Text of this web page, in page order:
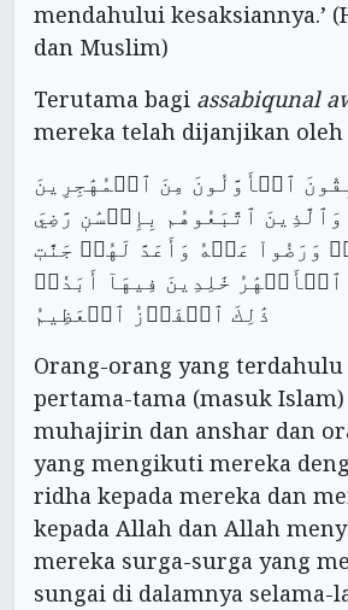
mendahului kesaksiannya.’
dan Muslim)
Terutama bagi assabiqunal
mereka telah dijanjikan oleh
ٱلۡأَوَّلُونَ مِنَ ٱلۡمُهَٰجِرِينَ
ٱتَّبَعُوهُم بِإِحۡسَٰنٖ رَّضِيَ
وَرَضُواْ عَنۡهُ وَأَعَدَّ لَهُمۡ جَنَّٰتٖ
خَٰلِدِينَ فِيهَآ أَبَدٗاۚ
ذَٰلِكَ ٱلۡفَوۡزُ ٱلۡعَظِيمُ
Orang-orang yang
pertama-tama (masuk
muhajirin dan anshar dan
yang mengikuti mereka
ridha kepada mereka dan
kepada Allah dan Allah
mereka surga-surga yang
sungai di dalamnya selama-